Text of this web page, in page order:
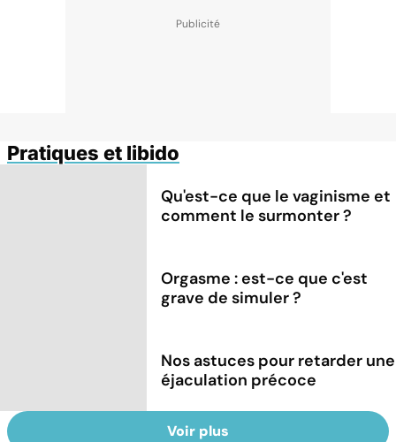
Pratiques et libido
Qu'est-ce que le vaginisme et
comment le surmonter ?
Orgasme : est-ce que c'est
grave de simuler ?
Nos astuces pour retarder une
éjaculation précoce
Voir plus